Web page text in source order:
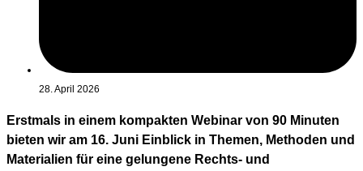
28. April 2026
Erstmals in einem kompakten Webinar von 90 Minuten
bieten wir am 16. Juni Einblick in Themen, Methoden und
Materialien für eine gelungene Rechts- und